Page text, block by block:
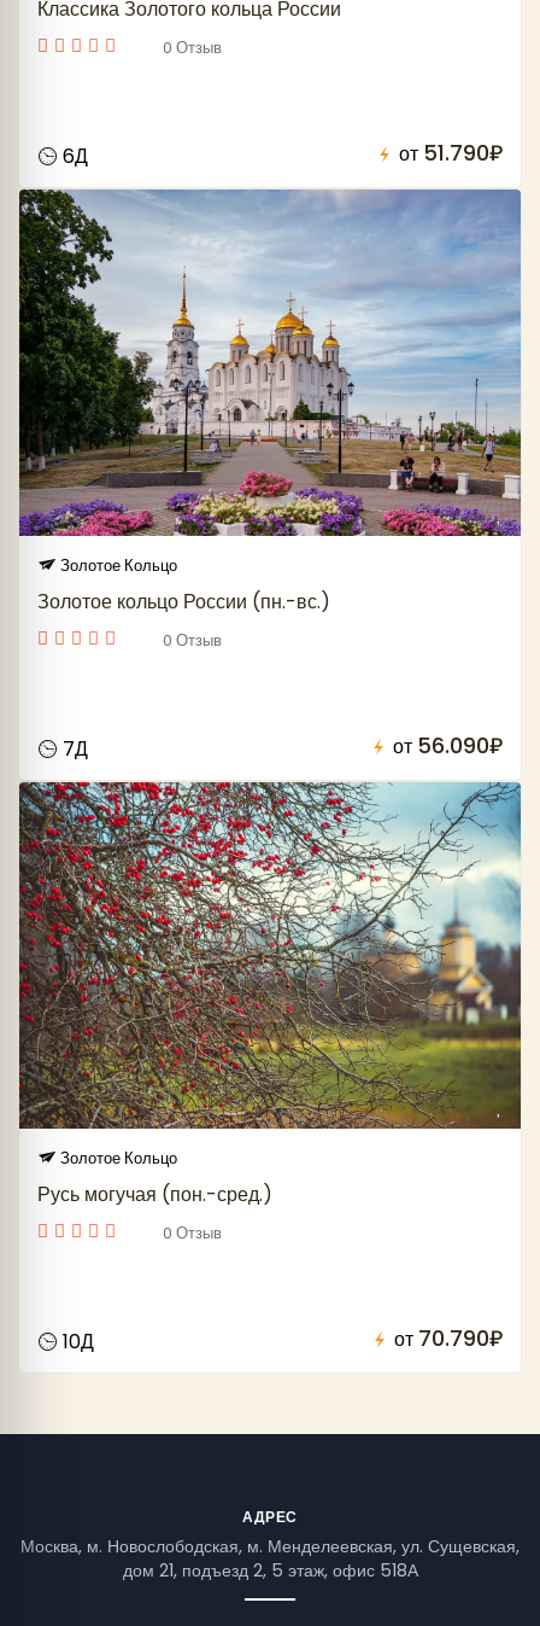
Классика Золотого кольца России
0 Отзыв
6Д от 51.790₽
Золотое Кольцо
Золотое кольцо России (пн.-вс.)
0 Отзыв
7Д от 56.090₽
Золотое Кольцо
Русь могучая (пон.-сред.)
0 Отзыв
10Д от 70.790₽
АДРЕС
Москва, м. Новослободская, м. Менделеевская, ул. Сущевская,
дом 21, подъезд 2, 5 этаж, офис 518А